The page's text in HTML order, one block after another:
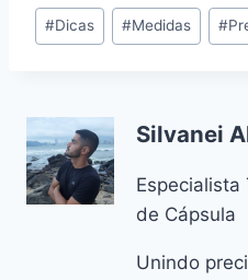
Tags
do
#Dicas #Medidas #
Silvanei
Especialista
de Cápsula
Unindo